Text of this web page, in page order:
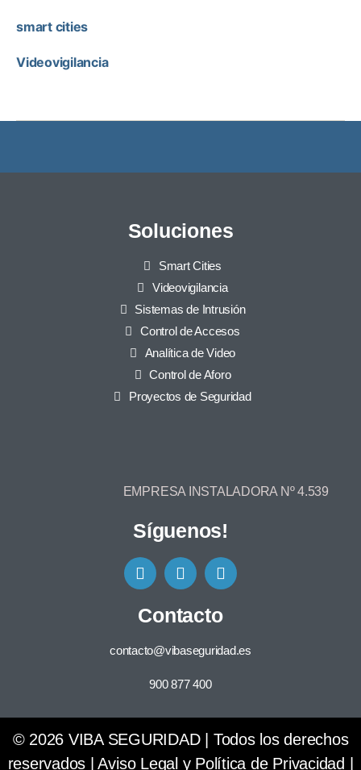
smart cities
Videovigilancia
Soluciones
Smart Cities
Videovigilancia
Sistemas de Intrusión
Control de Accesos
Analítica de Video
Control de Aforo
Proyectos de Seguridad
EMPRESA INSTALADORA Nº 4.539
Síguenos!
Contacto
contacto@vibaseguridad.es
900 877 400
© 2026 VIBA SEGURIDAD | Todos los derechos
reservados |Aviso Legal y Política de Privacidad